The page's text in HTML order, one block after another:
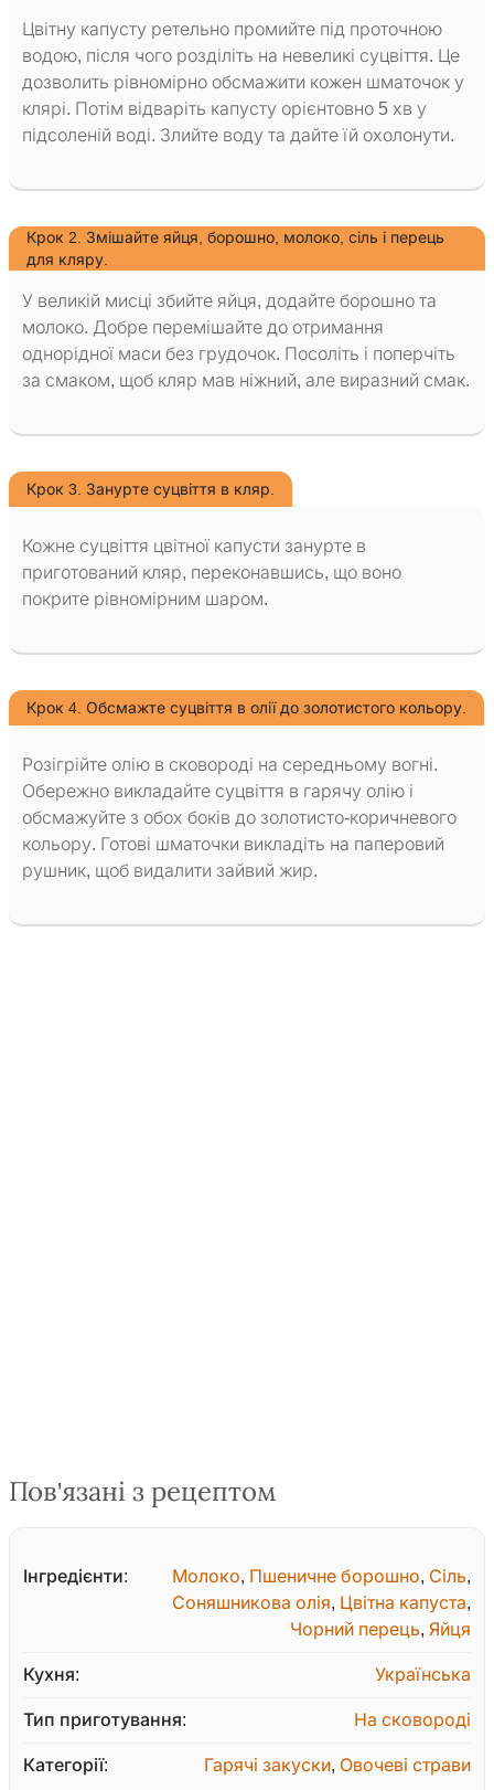
Цвітну капусту ретельно промийте під проточною
водою, після чого розділіть на невеликі суцвіття. Це
дозволить рівномірно обсмажити кожен шматочок у
клярі. Потім відваріть капусту орієнтовно 5 хв у
підсоленій воді. Злийте воду та дайте їй охолонути.
Крок 2. Змішайте яйця, борошно, молоко, сіль і перець
для кляру.
У великій мисці збийте яйця, додайте борошно та
молоко. Добре перемішайте до отримання
однорідної маси без грудочок. Посоліть і поперчіть
за смаком, щоб кляр мав ніжний, але виразний смак.
Крок 3. Занурте суцвіття в кляр.
Кожне суцвіття цвітної капусти занурте в
приготований кляр, переконавшись, що воно
покрите рівномірним шаром.
Крок 4. Обсмажте суцвіття в олії до золотистого кольору.
Розігрійте олію в сковороді на середньому вогні.
Обережно викладайте суцвіття в гарячу олію і
обсмажуйте з обох боків до золотисто-коричневого
кольору. Готові шматочки викладіть на паперовий
рушник, щоб видалити зайвий жир.
Пов'язані з рецептом
Інгредієнти: Молоко, Пшеничне борошно, Сіль,
Соняшникова олія, Цвітна капуста,
Чорний перець, Яйця
Кухня: Українська
Тип приготування: На сковороді
Категорії: Гарячі закуски, Овочеві страви